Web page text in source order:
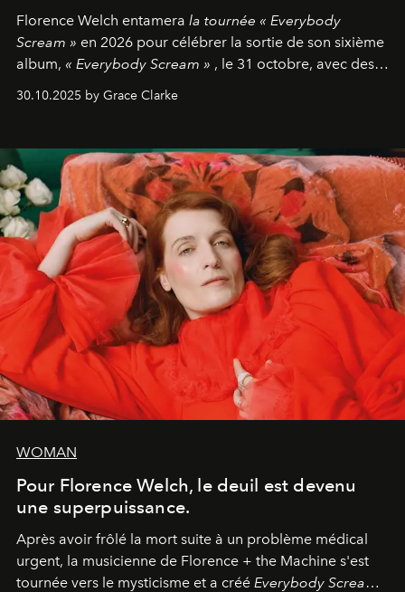
Florence Welch entamera la tournée « Everybody
Scream » en 2026 pour célébrer la sortie de son sixième
album, « Everybody Scream » , le 31 octobre, avec des
30.10.2025 by Grace Clarke
WOMAN
Pour Florence Welch, le deuil est devenu
une superpuissance.
Après avoir frôlé la mort suite à un problème médical
urgent, la musicienne de Florence + the Machine s'est
tournée vers le mysticisme et a créé Everybody Scream